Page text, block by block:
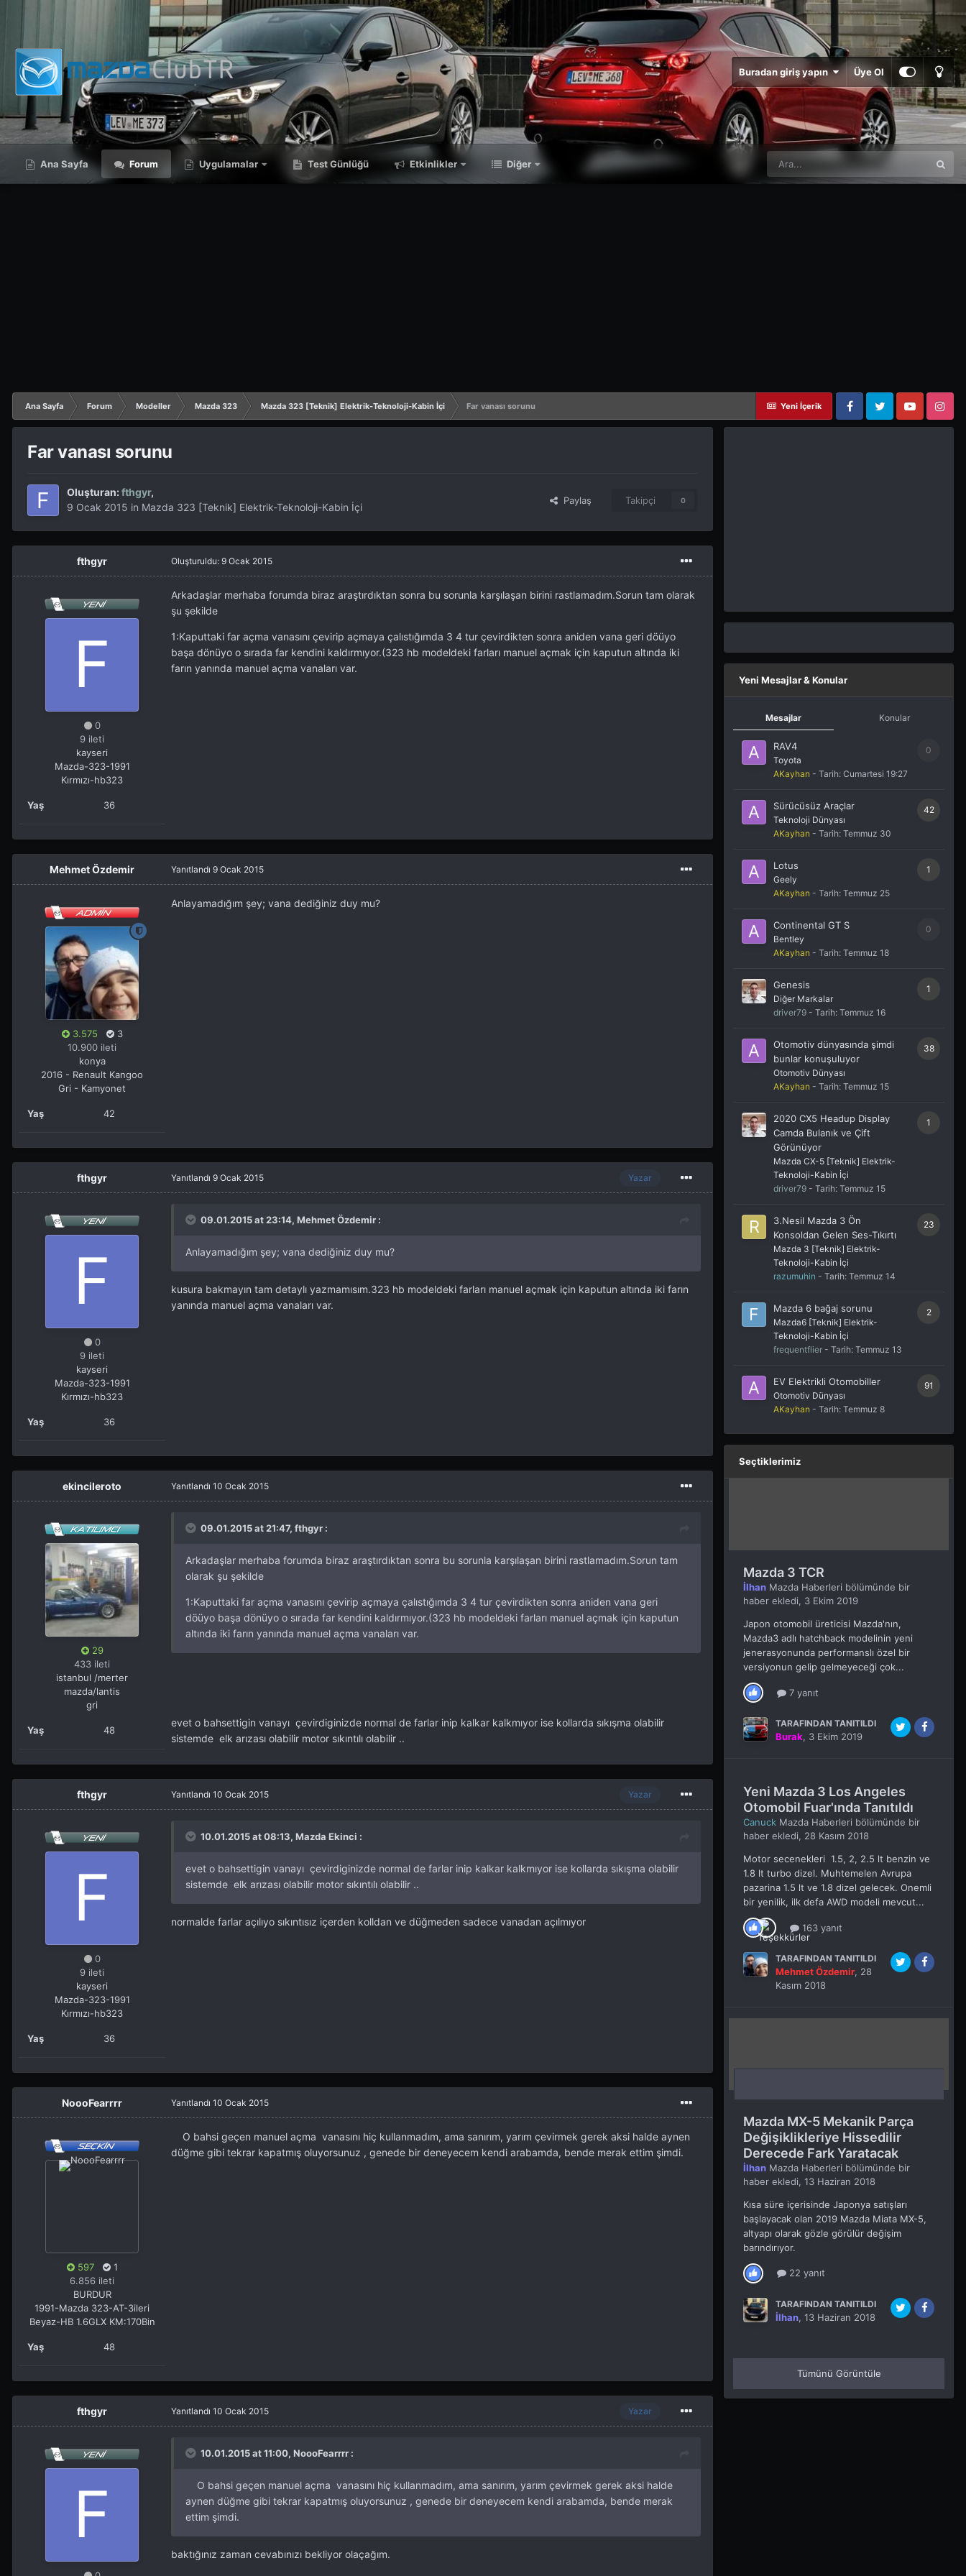
Buradan giriş yapın Üye Ol
Ana Sayfa Forum Uygulamalar Test Günlüğü Etkinlikler Diğer
Yeni İçerik
Ana Sayfa Forum Modeller Mazda 323 Mazda 323 [Teknik] Elektrik-Teknoloji-Kabin İçi
Far vanası sorunu
FacebookTwitter YouTube Instagram
Far vanası sorunu
Oluşturan:fthgyr,
9 Ocak 2015 in Mazda 323 [Teknik] Elektrik-Teknoloji-Kabin İçi
Paylaş Takipçi 0
fthgyr
0
9 ileti
kayseri
Mazda-323-1991
Kırmızı-hb323
Yaş 36
Oluşturuldu: 9 Ocak 2015
Arkadaşlar merhaba forumda biraz araştırdıktan sonra bu sorunla karşılaşan birini rastlamadım.Sorun tam olarak
şu şekilde
1:Kaputtaki far açma vanasını çevirip açmaya çalıstığımda 3 4 tur çevirdikten sonra aniden vana geri döüyo
başa dönüyo o sırada far kendini kaldırmıyor.(323 hb modeldeki farları manuel açmak için kaputun altında iki
farın yanında manuel açma vanaları var.
Mehmet Özdemir
3.575
3
10.900 ileti
konya
2016 - Renault Kangoo
Gri - Kamyonet
Yaş 42
Yanıtlandı 9 Ocak 2015
Anlayamadığım şey; vana dediğiniz duy mu?
fthgyr
0
9 ileti
kayseri
Mazda-323-1991
Kırmızı-hb323
Yaş 36
Yazar
Yanıtlandı 9 Ocak 2015
09.01.2015 at 23:14, Mehmet Özdemir :
Anlayamadığım şey; vana dediğiniz duy mu?
kusura bakmayın tam detaylı yazmamısım.323 hb modeldeki farları manuel açmak için kaputun altında iki farın
yanında manuel açma vanaları var.
ekincileroto
29
433 ileti
istanbul /merter
mazda/lantis
gri
Yaş 48
Yanıtlandı 10 Ocak 2015
09.01.2015 at 21:47, fthgyr :
Arkadaşlar merhaba forumda biraz araştırdıktan sonra bu sorunla karşılaşan birini rastlamadım.Sorun tam
olarak şu şekilde
1:Kaputtaki far açma vanasını çevirip açmaya çalıstığımda 3 4 tur çevirdikten sonra aniden vana geri
döüyo başa dönüyo o sırada far kendini kaldırmıyor.(323 hb modeldeki farları manuel açmak için kaputun
altında iki farın yanında manuel açma vanaları var.
evet o bahsettigin vanayı çevirdiginizde normal de farlar inip kalkar kalkmıyor ise kollarda sıkışma olabilir
sistemde elk arızası olabilir motor sıkıntılı olabilir ..
fthgyr
0
9 ileti
kayseri
Mazda-323-1991
Kırmızı-hb323
Yaş 36
Yazar
Yanıtlandı 10 Ocak 2015
10.01.2015 at 08:13, Mazda Ekinci :
evet o bahsettigin vanayı çevirdiginizde normal de farlar inip kalkar kalkmıyor ise kollarda sıkışma olabilir
sistemde elk arızası olabilir motor sıkıntılı olabilir ..
normalde farlar açılıyo sıkıntısız içerden kolldan ve düğmeden sadece vanadan açılmıyor
NoooFearrrr
597
1
6.856 ileti
BURDUR
1991-Mazda 323-AT-3ileri
Beyaz-HB 1.6GLX KM:170Bin
Yaş 48
Yanıtlandı 10 Ocak 2015
O bahsi geçen manuel açma vanasını hiç kullanmadım, ama sanırım, yarım çevirmek gerek aksi halde aynen
düğme gibi tekrar kapatmış oluyorsunuz , genede bir deneyecem kendi arabamda, bende merak ettim şimdi.
fthgyr Yazar
Yanıtlandı 10 Ocak 2015
10.01.2015 at 11:00, NoooFearrrr :
O bahsi geçen manuel açma vanasını hiç kullanmadım, ama sanırım, yarım çevirmek gerek aksi halde
aynen düğme gibi tekrar kapatmış oluyorsunuz , genede bir deneyecem kendi arabamda, bende merak
ettim şimdi.
baktığınız zaman cevabınızı bekliyor olaçağım.
Yeni Mesajlar & Konular
Mesajlar Konular
0
RAV4
Toyota
AKayhan - Tarih: Cumartesi 19:27
42
Sürücüsüz Araçlar
Teknoloji Dünyası
AKayhan - Tarih: Temmuz 30
1
Lotus
Geely
AKayhan - Tarih: Temmuz 25
0
Continental GT S
Bentley
AKayhan - Tarih: Temmuz 18
1
Genesis
Diğer Markalar
driver79 - Tarih: Temmuz 16
38
Otomotiv dünyasında şimdi
bunlar konuşuluyor
Otomotiv Dünyası
AKayhan - Tarih: Temmuz 15
1
2020 CX5 Headup Display
Camda Bulanık ve Çift
Görünüyor
Mazda CX-5 [Teknik] Elektrik-
Teknoloji-Kabin İçi
driver79 - Tarih: Temmuz 15
23
3.Nesil Mazda 3 Ön
Konsoldan Gelen Ses-Tıkırtı
Mazda 3 [Teknik] Elektrik-
Teknoloji-Kabin İçi
razumuhin - Tarih: Temmuz 14
2
Mazda 6 bağaj sorunu
Mazda6 [Teknik] Elektrik-
Teknoloji-Kabin İçi
frequentflier - Tarih: Temmuz 13
91
EV Elektrikli Otomobiller
Otomotiv Dünyası
AKayhan - Tarih: Temmuz 8
Seçtiklerimiz
Mazda 3 TCR
İlhan Mazda Haberleri bölümünde bir
haber ekledi, 3 Ekim 2019
Japon otomobil üreticisi Mazda'nın,
Mazda3 adlı hatchback modelinin yeni
jenerasyonunda performanslı özel bir
versiyonun gelip gelmeyeceği çok...
7 yanıt
TARAFINDAN TANITILDI
Burak, 3 Ekim 2019
Yeni Mazda 3 Los Angeles
Otomobil Fuar'ında Tanıtıldı
Canuck Mazda Haberleri bölümünde bir
haber ekledi, 28 Kasım 2018
Motor secenekleri 1.5, 2, 2.5 lt benzin ve
1.8 lt turbo dizel. Muhtemelen Avrupa
pazarina 1.5 lt ve 1.8 dizel gelecek. Onemli
bir yenilik, ilk defa AWD modeli mevcut...
163 yanıt
TARAFINDAN TANITILDI
Mehmet Özdemir, 28
Kasım 2018
Mazda MX-5 Mekanik Parça
Değişiklikleriye Hissedilir
Derecede Fark Yaratacak
İlhan Mazda Haberleri bölümünde bir
haber ekledi, 13 Haziran 2018
Kısa süre içerisinde Japonya satışları
başlayacak olan 2019 Mazda Miata MX-5,
altyapı olarak gözle görülür değişim
barındırıyor.
22 yanıt
TARAFINDAN TANITILDI
İlhan, 13 Haziran 2018
Tümünü Görüntüle